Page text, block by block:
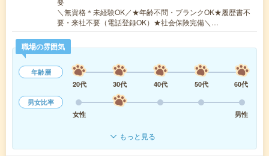
＼無資格＊未経験OK／★年齢不問・ブランクOK★履歴書不
要・来社不要（電話登録OK）★社会保険完備＼…
職場の雰囲気
年齢層
20代
30代 40代 50代
60代
男女比率
女性
男性
もっと見る